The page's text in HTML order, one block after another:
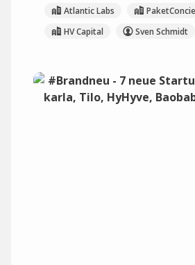
Atlantic Labs
HV Capital
Sven Schmidt